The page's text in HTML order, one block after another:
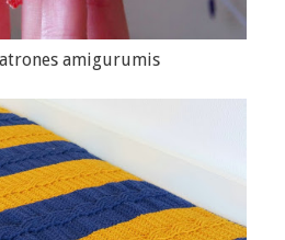
amigurumis